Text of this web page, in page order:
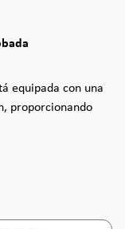
equipada con una
proporcionando